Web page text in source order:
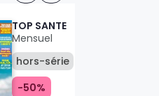
TOP SANTE
Mensuel
hors-série
-50%